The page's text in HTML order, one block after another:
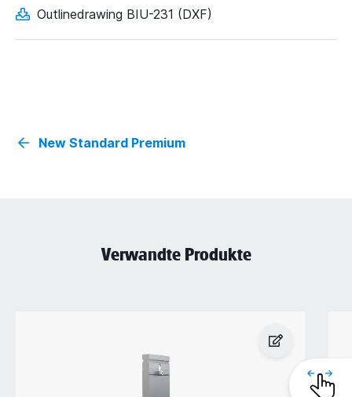
Outlinedrawing BIU-231 (DXF)
New Standard Premium
Verwandte Produkte